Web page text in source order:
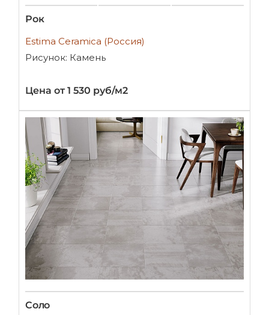
Рок
Estima Ceramica (Россия)
Рисунок: Камень
Цена от 1 530 руб/м2
Соло